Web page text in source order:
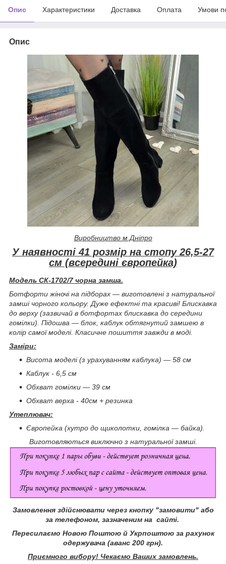
Опис Характеристики Доставка Оплата Умови
Опис
Виробництво м.Дніпро
У наявності 41 розмір на стопу 26,5-27
см (всередині європейка)
Модель СК-1702/7 чорна замша.
Ботфорти жіночі на підборах — виготовлені з натуральної
замші чорного кольору. Дуже ефектні та красиві! Блискавка
до верху (зазвичай в ботфортах блискавка до середини
гомілки). Підошва — блок, каблук обтягнутий замшею в
колір самої моделі. Класичне пошиття завжди в моді.
Заміри:
Висота моделі (з урахуванням каблука) — 58 см
Каблук - 6,5 см
Обхват гомілки — 39 см
Обхват верха - 40см + резинка
Утеплювач:
Європейка (хутро до щиколотки, гомілка — байка).
Виготовляються виключно з натуральної замші.
Замовлення здійснювати через кнопку "замовити" або
за телефоном, зазначеним на сайті.
Пересилаємо Новою Поштою й Укрпоштою за рахунок
одержувача (аванс 200 грн).
Приємного вибору! Чекаємо Ваших замовлень.